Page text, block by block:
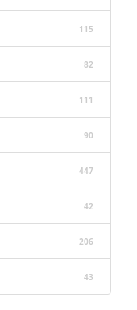
115
82
111
90
447
42
206
43